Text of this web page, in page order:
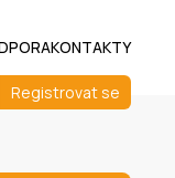
KONTAKTY
Registrovat se